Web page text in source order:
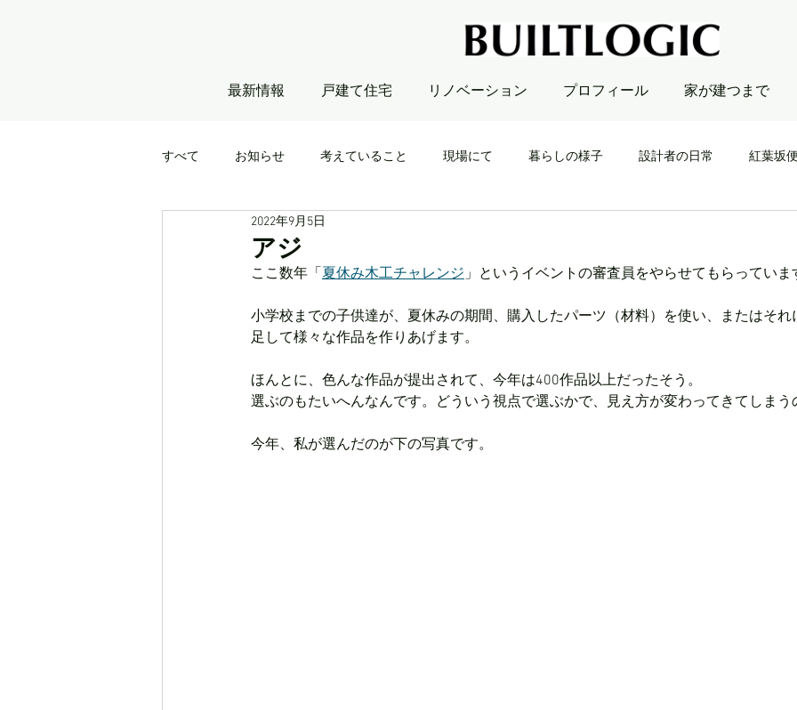
最新情報 戸建て住宅 リノベーション プロフィール 家が建つまで
すべて お知らせ 考えていること 現場にて 暮らしの様子 設計者の日常 紅葉坂
アジ
2022年9月5日
ここ数年「 夏休み木工チャレンジ」というイベントの審査員をやらせてもらっていま
小学校までの子供達が、夏休みの期間、購入したパーツ（材料）を使い、またはそ
足して様々な作品を作りあげます。
ほんとに、色んな作品が提出されて、今年は400作品以上だったそう。
選ぶのもたいへんなんです。どういう視点で選ぶかで、見え方が変わってきてしまう
今年、私が選んだのが下の写真です。